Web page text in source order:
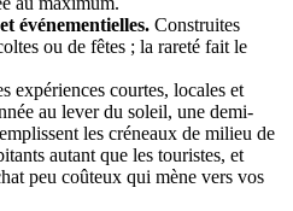
événementielles. Construites
ou de fêtes ; la rareté fait le
expériences courtes, locales et
au lever du soleil, une demi-
les créneaux de milieu de
autant que les touristes, et
peu coûteux qui mène vers vos